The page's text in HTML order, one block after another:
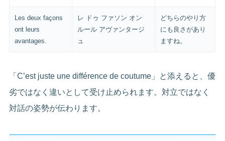
Les deux façons
ont leurs
avantages.
レ ドゥ ファソン オン
ルール アヴァンタージ
ュ
どちらのやり方
にも良さがあり
ますね。
「C’est juste une différence de coutume」と添えると、優
劣ではなく違いとして受け止められます。対立ではなく
対話の姿勢が伝わります。